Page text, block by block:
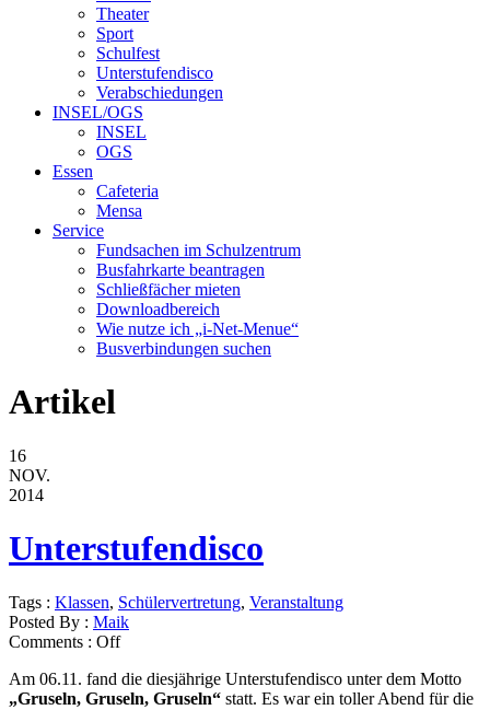
Theater
Sport
Schulfest
Unterstufendisco
Verabschiedungen
INSEL/OGS
INSEL
OGS
Essen
Cafeteria
Mensa
Service
Fundsachen im Schulzentrum
Busfahrkarte beantragen
Schließfächer mieten
Downloadbereich
Wie nutze ich „i-Net-Menue“
Busverbindungen suchen
Artikel
16
NOV.
2014
Unterstufendisco
Tags : Klassen, Schülervertretung, Veranstaltung
Posted By : Maik
Comments : Off
Am 06.11. fand die diesjährige Unterstufendisco unter dem Motto
„Gruseln, Gruseln, Gruseln“ statt. Es war ein toller Abend für die